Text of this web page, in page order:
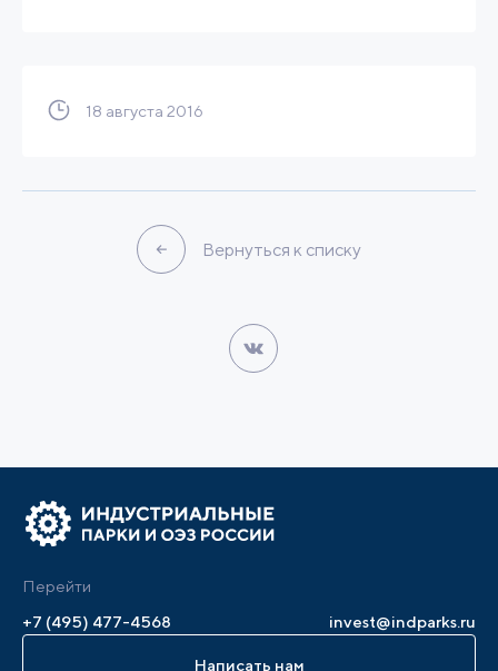
18 августа 2016
Вернуться к списку
Перейти
+7 (495) 477-4568
invest@indparks.ru
Написать нам